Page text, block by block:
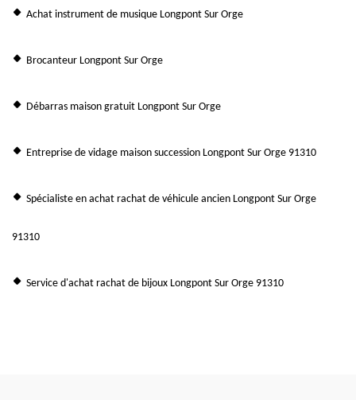
Achat instrument de musique Longpont Sur Orge
Brocanteur Longpont Sur Orge
Débarras maison gratuit Longpont Sur Orge
Entreprise de vidage maison succession Longpont Sur Orge 91310
Spécialiste en achat rachat de véhicule ancien Longpont Sur Orge
91310
Service d'achat rachat de bijoux Longpont Sur Orge 91310